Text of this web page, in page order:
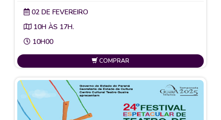
02 DE FEVEREIRO
10H ÀS 17H.
10H00
COMPRAR